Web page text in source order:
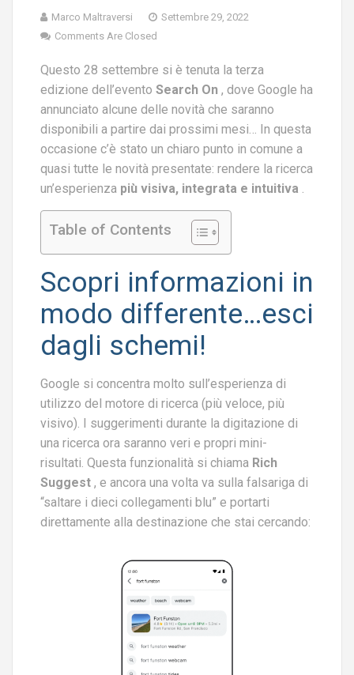
Marco Maltraversi
Settembre 29, 2022
Comments Are Closed
Questo 28 settembre si è tenuta la terza
edizione dell’evento Search On , dove Google ha
annunciato alcune delle novità che saranno
disponibili a partire dai prossimi mesi… In questa
occasione c’è stato un chiaro punto in comune a
quasi tutte le novità presentate: rendere la ricerca
un’esperienza più visiva, integrata e intuitiva .
Table of Contents
Scopri informazioni in
modo differente…esci
dagli schemi!
Google si concentra molto sull’esperienza di
utilizzo del motore di ricerca (più veloce, più
visivo). I suggerimenti durante la digitazione di
una ricerca ora saranno veri e propri mini-
risultati. Questa funzionalità si chiama Rich
Suggest , e ancora una volta va sulla falsariga di
“saltare i dieci collegamenti blu” e portarti
direttamente alla destinazione che stai cercando: